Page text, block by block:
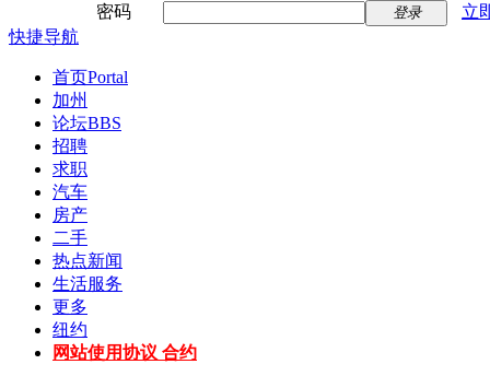
密码
登录
立
快捷导航
首页Portal
加州
论坛BBS
招聘
求职
汽车
房产
二手
热点新闻
生活服务
更多
纽约
网站使用协议 合约